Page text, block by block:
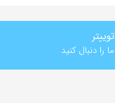
توییتر
ما را دنبال کنید